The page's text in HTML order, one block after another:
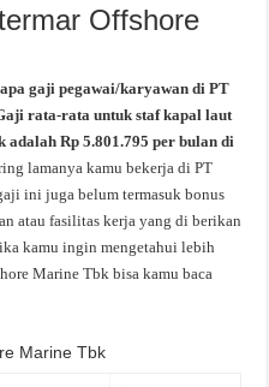
Offshore
gaji pegawai/karyawan di PT
rata-rata untuk staf kapal laut
Rp 5.801.795 per bulan di
lamanya kamu bekerja di PT
ini juga belum termasuk bonus
atau fasilitas kerja yang di berikan
kamu ingin mengetahui lebih
Marine Tbk bisa kamu baca
Marine Tbk